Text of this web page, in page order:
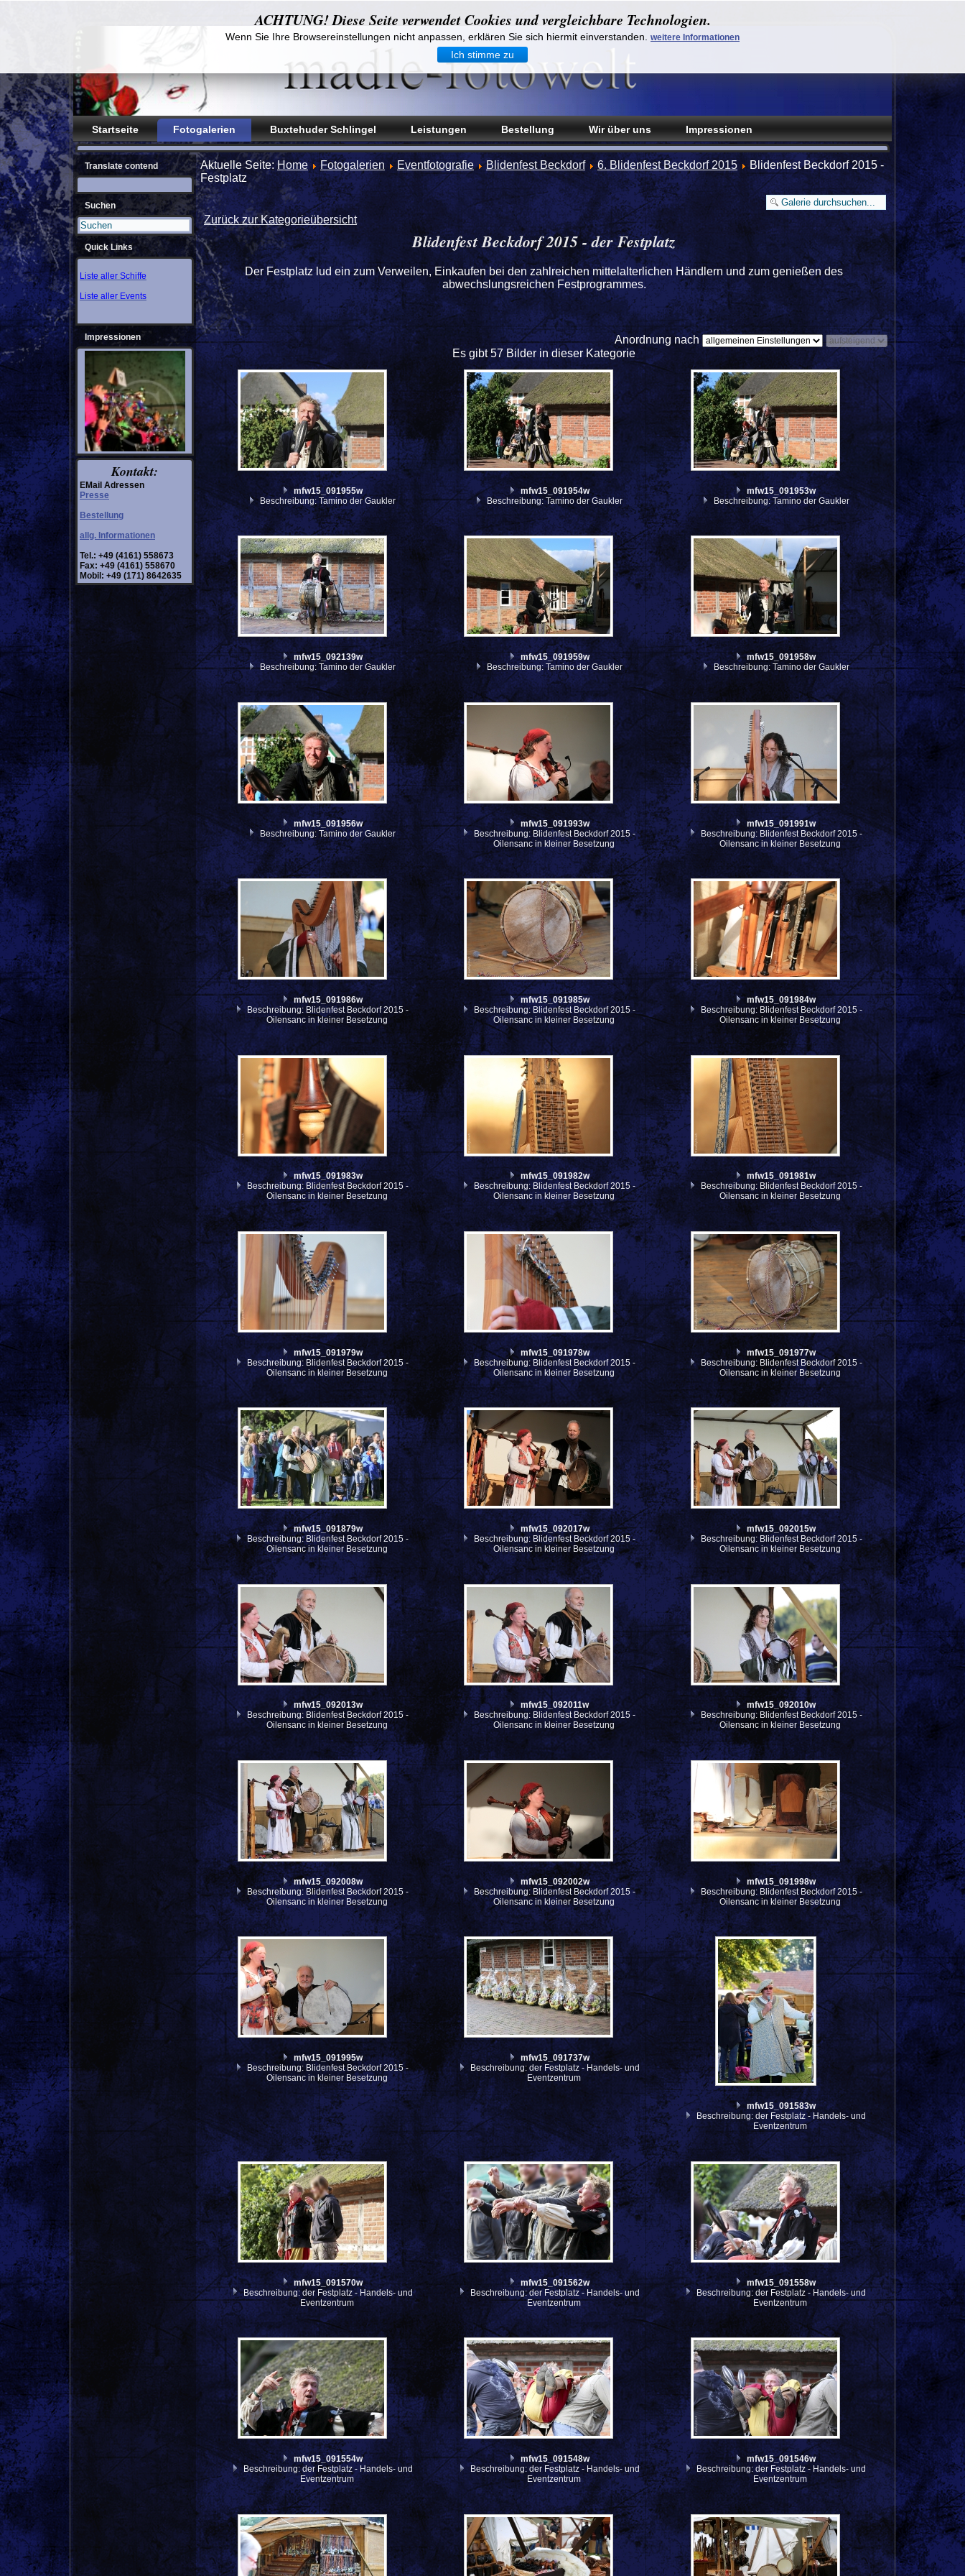
Startseite Fotogalerien Buxtehuder Schlingel Leistungen Bestellung Wir über uns Impressionen
ACHTUNG! Diese Seite verwendet Cookies und vergleichbare Technologien.
Wenn Sie Ihre Browsereinstellungen nicht anpassen, erklären Sie sich hiermit einverstanden. weitere Informationen
Ich stimme zu
Translate contend
Suchen
Quick Links
Liste aller Schiffe
Liste aller Events
Impressionen
Kontakt:
EMail Adressen
Presse
Bestellung
allg. Informationen
Tel.: +49 (4161) 558673
Fax: +49 (4161) 558670
Mobil: +49 (171) 8642635
Aktuelle Seite: Home Fotogalerien Eventfotografie Blidenfest Beckdorf 6. Blidenfest Beckdorf 2015
Blidenfest Beckdorf 2015 -
Festplatz
Zurück zur Kategorieübersicht
Blidenfest Beckdorf 2015 - der Festplatz
Der Festplatz lud ein zum Verweilen, Einkaufen bei den zahlreichen mittelalterlichen Händlern und zum genießen des
abwechslungsreichen Festprogrammes.
Anordnung nach
Es gibt 57 Bilder in dieser Kategorie
mfw15_091955w
Beschreibung: Tamino der Gaukler
mfw15_091954w
Beschreibung: Tamino der Gaukler
mfw15_091953w
Beschreibung: Tamino der Gaukler
mfw15_092139w
Beschreibung: Tamino der Gaukler
mfw15_091959w
Beschreibung: Tamino der Gaukler
mfw15_091958w
Beschreibung: Tamino der Gaukler
mfw15_091956w
Beschreibung: Tamino der Gaukler
mfw15_091993w
Beschreibung: Blidenfest Beckdorf 2015 -
Oilensanc in kleiner Besetzung
mfw15_091991w
Beschreibung: Blidenfest Beckdorf 2015 -
Oilensanc in kleiner Besetzung
mfw15_091986w
Beschreibung: Blidenfest Beckdorf 2015 -
Oilensanc in kleiner Besetzung
mfw15_091985w
Beschreibung: Blidenfest Beckdorf 2015 -
Oilensanc in kleiner Besetzung
mfw15_091984w
Beschreibung: Blidenfest Beckdorf 2015 -
Oilensanc in kleiner Besetzung
mfw15_091983w
Beschreibung: Blidenfest Beckdorf 2015 -
Oilensanc in kleiner Besetzung
mfw15_091982w
Beschreibung: Blidenfest Beckdorf 2015 -
Oilensanc in kleiner Besetzung
mfw15_091981w
Beschreibung: Blidenfest Beckdorf 2015 -
Oilensanc in kleiner Besetzung
mfw15_091979w
Beschreibung: Blidenfest Beckdorf 2015 -
Oilensanc in kleiner Besetzung
mfw15_091978w
Beschreibung: Blidenfest Beckdorf 2015 -
Oilensanc in kleiner Besetzung
mfw15_091977w
Beschreibung: Blidenfest Beckdorf 2015 -
Oilensanc in kleiner Besetzung
mfw15_091879w
Beschreibung: Blidenfest Beckdorf 2015 -
Oilensanc in kleiner Besetzung
mfw15_092017w
Beschreibung: Blidenfest Beckdorf 2015 -
Oilensanc in kleiner Besetzung
mfw15_092015w
Beschreibung: Blidenfest Beckdorf 2015 -
Oilensanc in kleiner Besetzung
mfw15_092013w
Beschreibung: Blidenfest Beckdorf 2015 -
Oilensanc in kleiner Besetzung
mfw15_092011w
Beschreibung: Blidenfest Beckdorf 2015 -
Oilensanc in kleiner Besetzung
mfw15_092010w
Beschreibung: Blidenfest Beckdorf 2015 -
Oilensanc in kleiner Besetzung
mfw15_092008w
Beschreibung: Blidenfest Beckdorf 2015 -
Oilensanc in kleiner Besetzung
mfw15_092002w
Beschreibung: Blidenfest Beckdorf 2015 -
Oilensanc in kleiner Besetzung
mfw15_091998w
Beschreibung: Blidenfest Beckdorf 2015 -
Oilensanc in kleiner Besetzung
mfw15_091995w
Beschreibung: Blidenfest Beckdorf 2015 -
Oilensanc in kleiner Besetzung
mfw15_091737w
Beschreibung: der Festplatz - Handels- und
Eventzentrum
mfw15_091583w
Beschreibung: der Festplatz - Handels- und
Eventzentrum
mfw15_091570w
Beschreibung: der Festplatz - Handels- und
Eventzentrum
mfw15_091562w
Beschreibung: der Festplatz - Handels- und
Eventzentrum
mfw15_091558w
Beschreibung: der Festplatz - Handels- und
Eventzentrum
mfw15_091554w
Beschreibung: der Festplatz - Handels- und
Eventzentrum
mfw15_091548w
Beschreibung: der Festplatz - Handels- und
Eventzentrum
mfw15_091546w
Beschreibung: der Festplatz - Handels- und
Eventzentrum